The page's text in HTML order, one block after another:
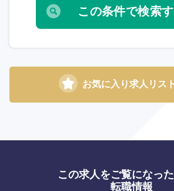
お気に入り求人リス
この求人をご覧になっ
転職情報